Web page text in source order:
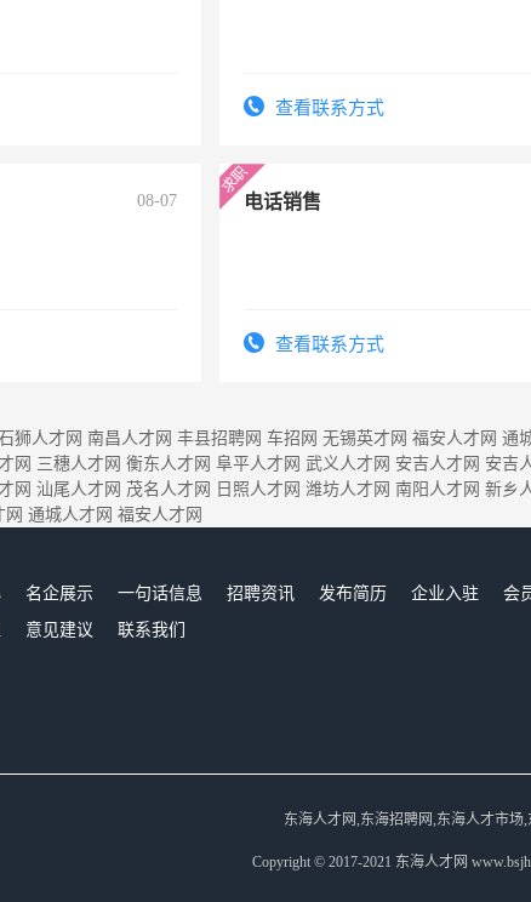
查看联系方式
08-07 电话销售
查看联系方式
狮人才网 南昌人才网 丰县招聘网 车招网 无锡英才网 福安人才网 通
网 三穗人才网 衡东人才网 阜平人才网 武义人才网 安吉人才网 安吉
网 汕尾人才网 茂名人才网 日照人才网 潍坊人才网 南阳人才网 新乡
网 通城人才网 福安人才网
名企展示 一句话信息 招聘资讯 发布简历 企业入驻 会
意见建议 联系我们
东海人才网,东海招聘网,东海人才市场
Copyright © 2017-2021 东海人才网